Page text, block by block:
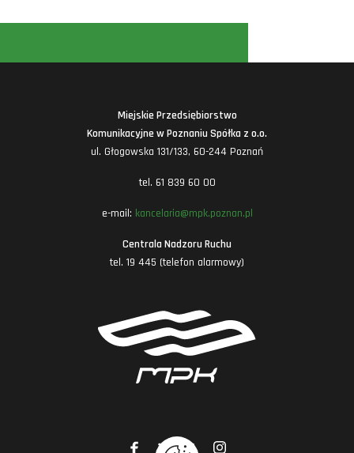
Miejskie Przedsiębiorstwo
Komunikacyjne w Poznaniu Spółka z o.o.
ul. Głogowska 131/133, 60-244 Poznań
tel. 61 839 60 00
e-mail: kancelaria@mpk.poznan.pl
Centrala Nadzoru Ruchu
tel. 19 445 (telefon alarmowy)